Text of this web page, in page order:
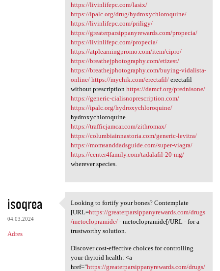
https://livinlifepc.com/lasix/
https://ipalc.org/drug/hydroxychloroquine/
https://livinlifepc.com/priligy/
https://greaterparsippanyrewards.com/propecia/
https://livinlifepc.com/propecia/
https://atplearningpromo.com/item/cipro/
https://breathejphotography.com/etizest/
https://breathejphotography.com/buying-vidalista-
online/ https://mychik.com/erectafil/erectafil
without prescription https://damcf.org/prednisone/
https://generic-cialisnoprescription.com/
https://ipalc.org/hydroxychloroquine/
hydroxychloroquine
https://trafficjamcar.com/zithromax/
https://columbiainnastoria.com/generic-levitra/
https://momsanddadsguide.com/super-viagra/
https://center4family.com/tadalafil-20-mg/
wherever species.
isoqrea
04.03.2024
Adres
Looking to fortify your bones
Looking to fortify your bones? Contemplate
[URL=https://greaterparsippanyrewards.com/drugs
/metoclopramide/- metoclopramide[/URL - for a
trustworthy solution.
Discover cost-effective choices for controlling
your thyroid health: <a
href="https://greaterparsippanyrewards.com/drugs/